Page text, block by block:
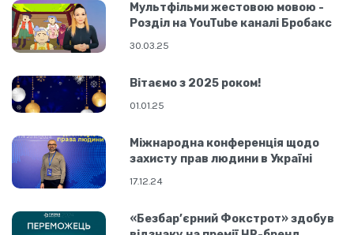
Мультфільми жестовою мовою -
Розділ на YouTube каналі Бробакс
30.03.25
Вітаємо з 2025 роком!
01.01.25
Міжнародна конференція щодо
захисту прав людини в Україні
17.12.24
«Безбар’єрний Фокстрот» здобув